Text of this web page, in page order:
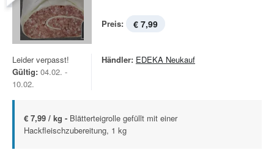
Preis: € 7,99
Leider verpasst!
Gültig: 04.02. -
10.02.
Händler: EDEKA Neukauf
€ 7,99 / kg - Blätterteigrolle gefüllt mit einer
Hackfleischzubereitung, 1 kg